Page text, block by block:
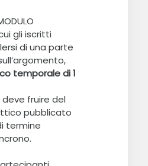
gli iscritti
di una parte
temporale di 1
fruire del
pubblicato
termine